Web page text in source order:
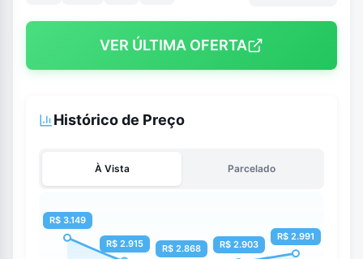
VER ÚLTIMA OFERTA
Histórico de Preço
À Vista Parcelado